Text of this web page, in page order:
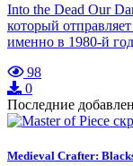
Into the Dead Our
который
именно в 1980-й
98
0
Последние
Medieval Crafter: